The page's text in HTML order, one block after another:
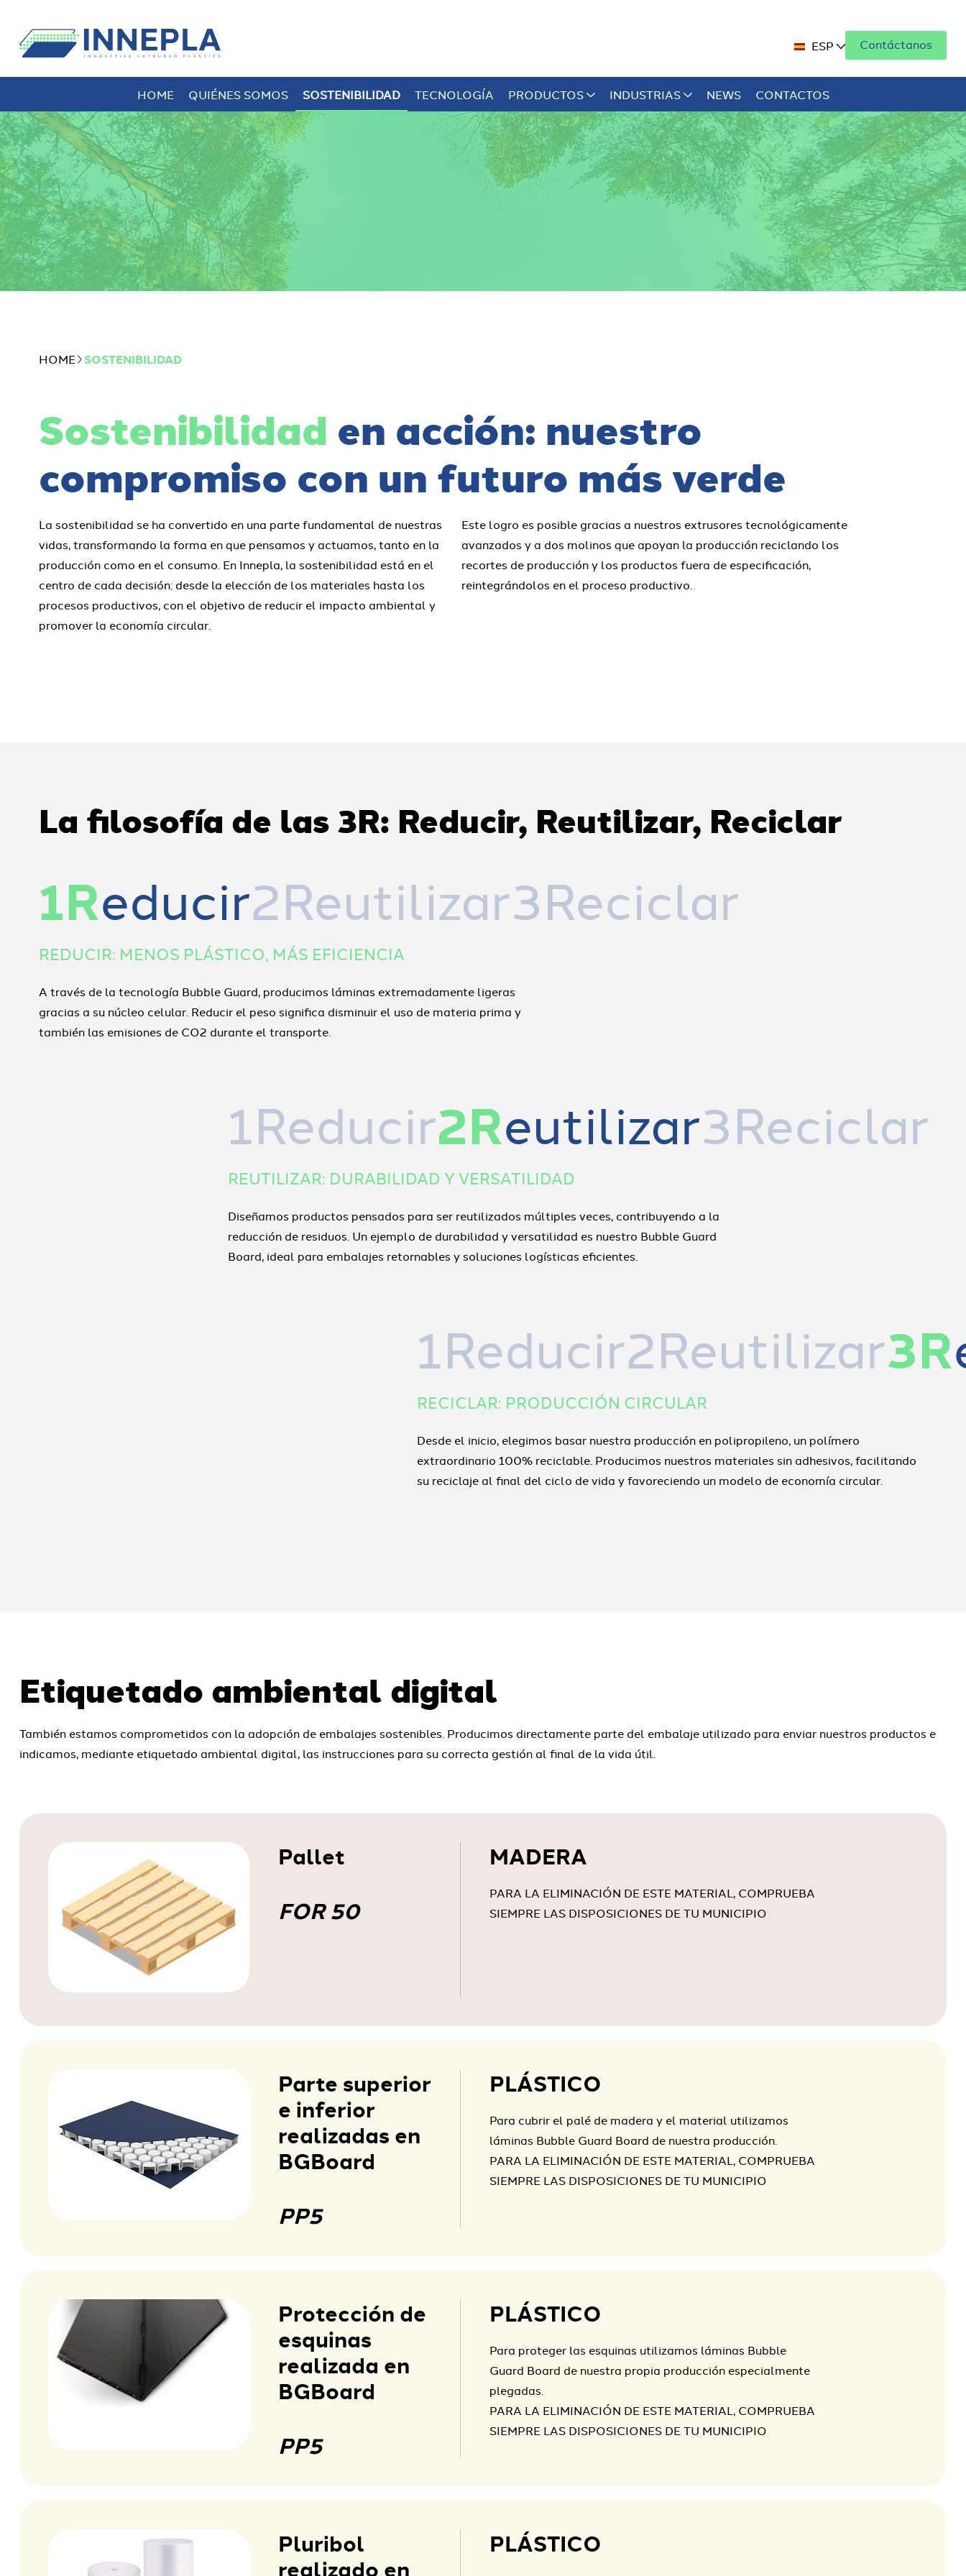
ESP Contáctanos
HOME QUIÉNES SOMOS SOSTENIBILIDAD TECNOLOGÍA PRODUCTOS INDUSTRIAS NEWS CONTACTOS
HOME SOSTENIBILIDAD
Sostenibilidad en acción: nuestro
compromiso con un futuro más verde
La sostenibilidad se ha convertido en una parte fundamental de nuestras
vidas, transformando la forma en que pensamos y actuamos, tanto en la
producción como en el consumo. En Innepla, la sostenibilidad está en el
centro de cada decisión: desde la elección de los materiales hasta los
procesos productivos, con el objetivo de reducir el impacto ambiental y
promover la economía circular.
Este logro es posible gracias a nuestros extrusores tecnológicamente
avanzados y a dos molinos que apoyan la producción reciclando los
recortes de producción y los productos fuera de especificación,
reintegrándolos en el proceso productivo.
La filosofía de las 3R: Reducir, Reutilizar, Reciclar
1Reducir2Reutilizar3Reciclar
REDUCIR: MENOS PLÁSTICO, MÁS EFICIENCIA
A través de la tecnología Bubble Guard, producimos láminas extremadamente ligeras
gracias a su núcleo celular. Reducir el peso significa disminuir el uso de materia prima y
también las emisiones de CO2 durante el transporte.
1Reducir2Reutilizar3Reciclar
REUTILIZAR: DURABILIDAD Y VERSATILIDAD
Diseñamos productos pensados para ser reutilizados múltiples veces, contribuyendo a la
reducción de residuos. Un ejemplo de durabilidad y versatilidad es nuestro Bubble Guard
Board, ideal para embalajes retornables y soluciones logísticas eficientes.
1Reducir2Reutilizar3R
RECICLAR: PRODUCCIÓN CIRCULAR
Desde el inicio, elegimos basar nuestra producción en polipropileno, un polímero
extraordinario 100% reciclable. Producimos nuestros materiales sin adhesivos, facilitando
su reciclaje al final del ciclo de vida y favoreciendo un modelo de economía circular.
Etiquetado ambiental digital
También estamos comprometidos con la adopción de embalajes sostenibles. Producimos directamente parte del embalaje utilizado para enviar nuestros productos e
indicamos, mediante etiquetado ambiental digital, las instrucciones para su correcta gestión al final de la vida útil.
Pallet
FOR 50
MADERA
PARA LA ELIMINACIÓN DE ESTE MATERIAL, COMPRUEBA
SIEMPRE LAS DISPOSICIONES DE TU MUNICIPIO
Parte superior
e inferior
realizadas en
BGBoard
PP5
PLÁSTICO
Para cubrir el palé de madera y el material utilizamos
láminas Bubble Guard Board de nuestra producción.
PARA LA ELIMINACIÓN DE ESTE MATERIAL, COMPRUEBA
SIEMPRE LAS DISPOSICIONES DE TU MUNICIPIO
Protección de
esquinas
realizada en
BGBoard
PP5
PLÁSTICO
Para proteger las esquinas utilizamos láminas Bubble
Guard Board de nuestra propia producción especialmente
plegadas.
PARA LA ELIMINACIÓN DE ESTE MATERIAL, COMPRUEBA
SIEMPRE LAS DISPOSICIONES DE TU MUNICIPIO
Pluribol
realizado en
PLÁSTICO